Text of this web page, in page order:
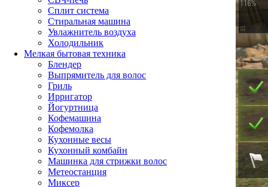
Сплит система
Стиральная машина
Увлажнитель воздуха
Холодильник
Мелкая бытовая техника
Блендер
Выпрямитель для волос
Гриль
Ирригатор
Йогуртница
Кофемашина
Кофемолка
Кухонные весы
Кухонный комбайн
Машинка для стрижки волос
Метеостанция
Миксер